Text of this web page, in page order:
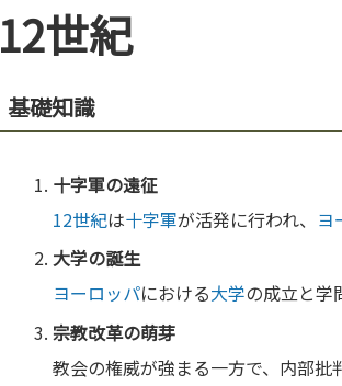
12世紀
基礎知識
十字軍の遠征
12世紀は十字軍が活発に行われ、 ヨ
大学の誕生
ヨーロッパにおける大学の成立と学
宗教改革の萌芽
教会の権威が強まる一方で、内部